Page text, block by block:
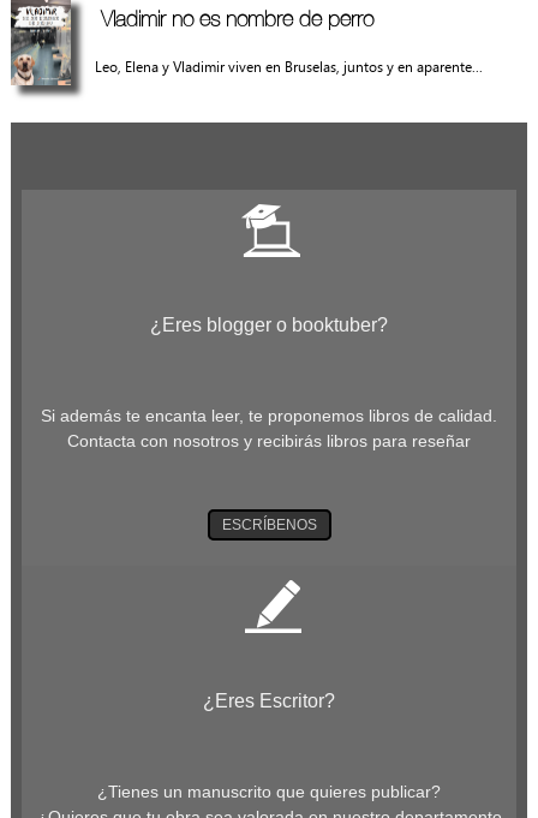
Vladimir no es nombre de perro
Leo, Elena y Vladimir viven en Bruselas, juntos y en aparente...
¿Eres blogger o booktuber?
Si además te encanta leer, te proponemos libros de calidad.
Contacta con nosotros y recibirás libros para reseñar
ESCRÍBENOS
¿Eres Escritor?
¿Tienes un manuscrito que quieres publicar?